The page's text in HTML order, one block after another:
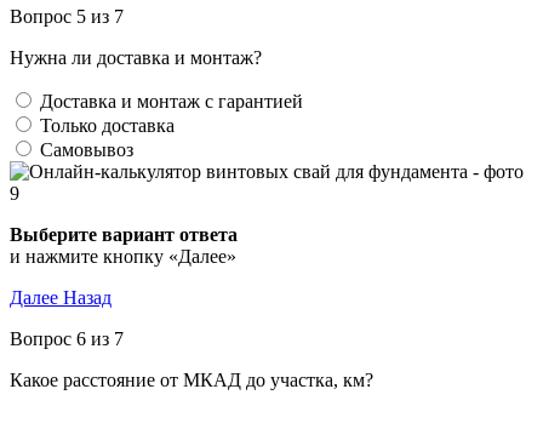
Вопрос 5 из 7
Нужна ли доставка и монтаж?
Доставка и монтаж с гарантией
Только доставка
Самовывоз
Выберите вариант ответа
и нажмите кнопку «Далее»
Далее Назад
Вопрос 6 из 7
Какое расстояние от МКАД до участка, км?